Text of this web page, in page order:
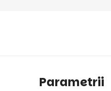
Parametrii